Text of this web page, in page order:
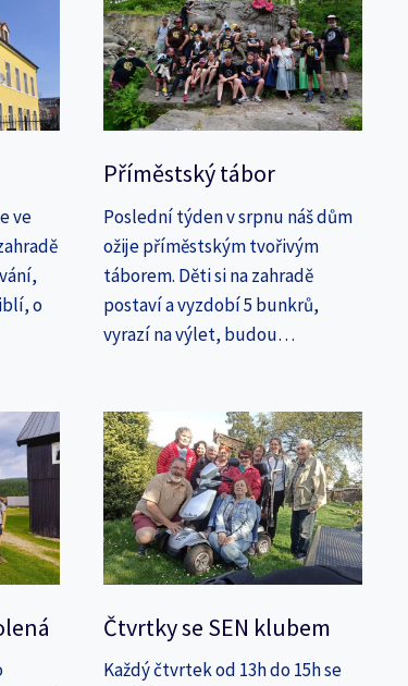
ve
o
Příměstský tábor
Poslední týden v srpnu náš dům
ožije příměstským tvořivým
táborem. Děti si na zahradě
postaví a vyzdobí 5 bunkrů,
vyrazí na výlet, budou…
Čtvrtky se SEN klubem
Každý čtvrtek od 13h do 15h se